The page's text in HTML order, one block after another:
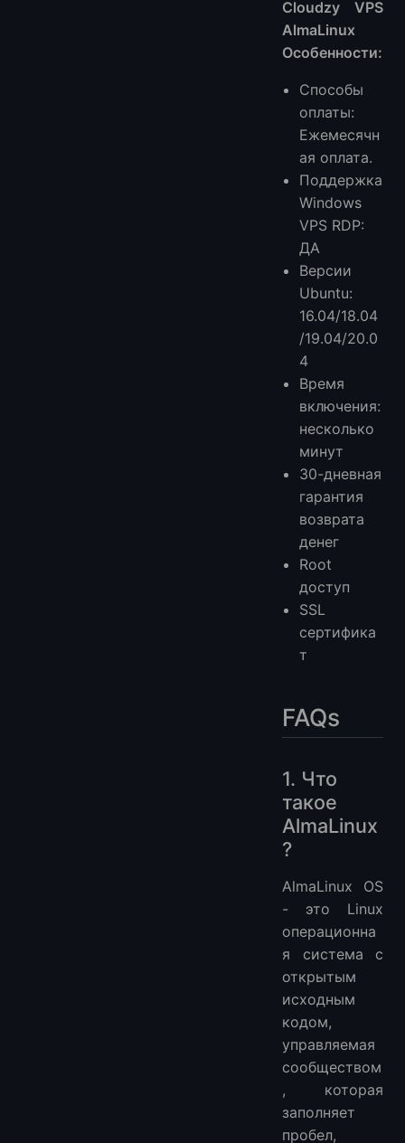
Cloudzy VPS
AlmaLinux
Особенности:
Способы
оплаты:
Ежемесячн
ая оплата.
Поддержка
Windows
VPS RDP:
ДА
Версии
Ubuntu:
16.04/18.04
/19.04/20.0
4
Время
включения:
несколько
минут
30-дневная
гарантия
возврата
денег
Root
доступ
SSL
сертифика
т
FAQs
1. Что
такое
AlmaLinux
?
AlmaLinux OS
- это Linux
операционна
я система с
открытым
исходным
кодом,
управляемая
сообществом
, которая
заполняет
пробел,